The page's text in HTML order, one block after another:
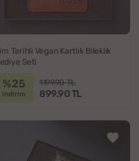
Tarihli Vegan Kartlık Bileklik
Seti
%25
indirim
1199.90 TL
899.90 TL